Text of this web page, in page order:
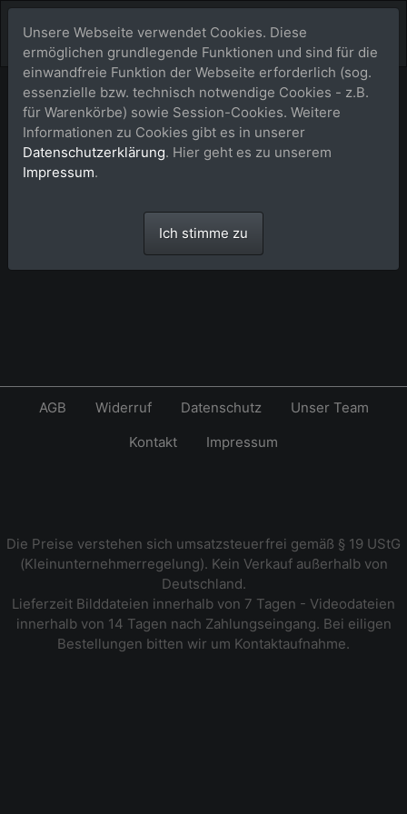
Warenkorb
Dein Warenkorb ist leer.
Unsere Webseite verwendet Cookies. Diese
ermöglichen grundlegende Funktionen und sind für die
einwandfreie Funktion der Webseite erforderlich (sog.
essenzielle bzw. technisch notwendige Cookies - z.B.
für Warenkörbe) sowie Session-Cookies. Weitere
Informationen zu Cookies gibt es in unserer
Datenschutzerklärung. Hier geht es zu unserem
Impressum.
Ich stimme zu
AGB Widerruf Datenschutz
Unser Team
Kontakt
Impressum
Die Preise verstehen sich umsatzsteuerfrei gemäß § 19 UStG
(Kleinunternehmerregelung). Kein Verkauf außerhalb von
Deutschland.
Lieferzeit Bilddateien innerhalb von 7 Tagen - Videodateien
innerhalb von 14 Tagen nach Zahlungseingang. Bei eiligen
Bestellungen bitten wir um Kontaktaufnahme.